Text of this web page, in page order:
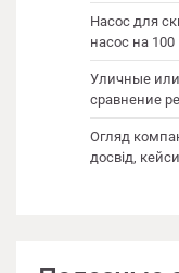
Насос для
насос на
Уличные
сравнение
Огляд
досвід,